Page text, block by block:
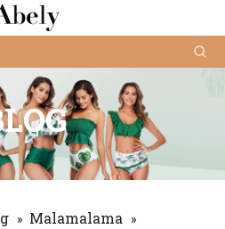
» Malamalama »